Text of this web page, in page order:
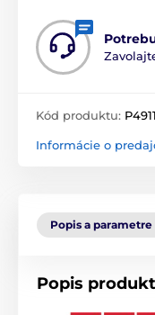
Kód produktu: P4911
Informácie o
Popis a parametre
Popis